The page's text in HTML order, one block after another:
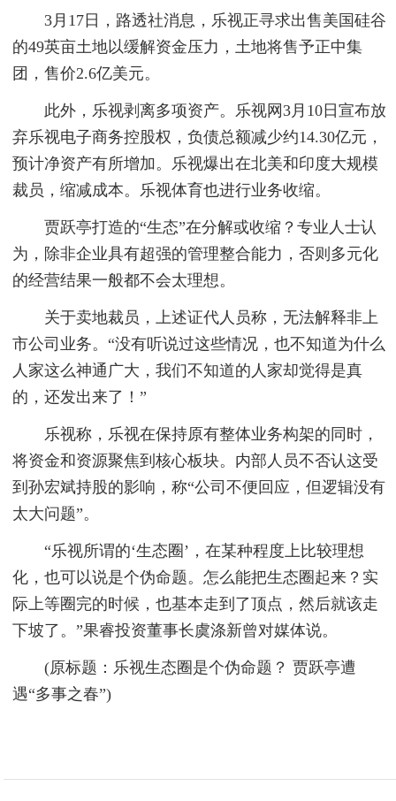
3月17日，路透社消息，乐视正寻求出售美国硅谷
的49英亩土地以缓解资金压力，土地将售予正中集
团，售价2.6亿美元。
此外，乐视剥离多项资产。乐视网3月10日宣布放
弃乐视电子商务控股权，负债总额减少约14.30亿元，
预计净资产有所增加。乐视爆出在北美和印度大规模
裁员，缩减成本。乐视体育也进行业务收缩。
贾跃亭打造的“生态”在分解或收缩？专业人士认
为，除非企业具有超强的管理整合能力，否则多元化
的经营结果一般都不会太理想。
关于卖地裁员，上述证代人员称，无法解释非上
市公司业务。“没有听说过这些情况，也不知道为什么
人家这么神通广大，我们不知道的人家却觉得是真
的，还发出来了！”
乐视称，乐视在保持原有整体业务构架的同时，
将资金和资源聚焦到核心板块。内部人员不否认这受
到孙宏斌持股的影响，称“公司不便回应，但逻辑没有
太大问题”。
“乐视所谓的‘生态圈’，在某种程度上比较理想
化，也可以说是个伪命题。怎么能把生态圈起来？实
际上等圈完的时候，也基本走到了顶点，然后就该走
下坡了。”果睿投资董事长虞涤新曾对媒体说。
(原标题：乐视生态圈是个伪命题？ 贾跃亭遭
遇“多事之春”)